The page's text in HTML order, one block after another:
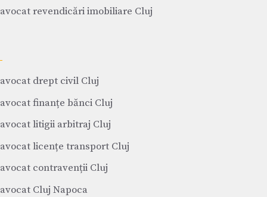
avocat revendicări imobiliare Cluj
avocat drept civil Cluj
avocat finanțe bănci Cluj
avocat litigii arbitraj Cluj
avocat licențe transport Cluj
avocat contravenții Cluj
avocat Cluj Napoca